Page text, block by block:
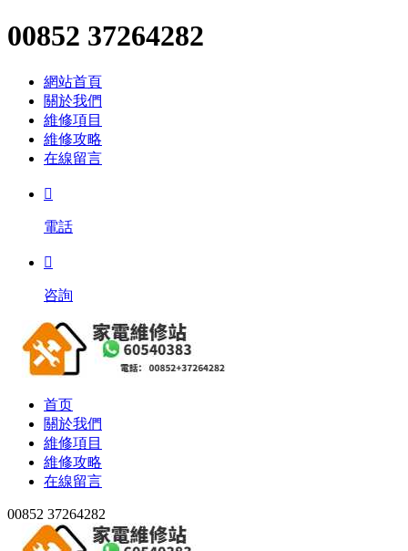
00852 37264282
網站首頁
關於我們
維修項目
維修攻略
在線留言

電話

咨詢
首页
關於我們
維修項目
維修攻略
在線留言
00852 37264282